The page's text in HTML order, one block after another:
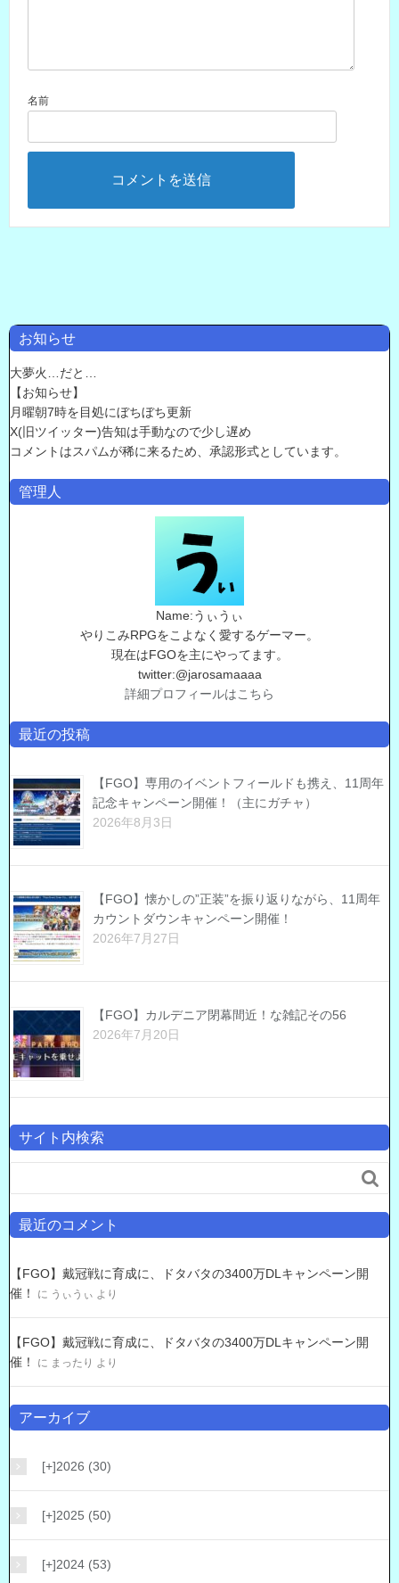
名前
お知らせ
大夢火…だと…
【お知らせ】
月曜朝7時を目処にぼちぼち更新
X(旧ツイッター)告知は手動なので少し遅め
コメントはスパムが稀に来るため、承認形式としています。
管理人
Name:うぃうぃ
やりこみRPGをこよなく愛するゲーマー。
現在はFGOを主にやってます。
twitter:@jarosamaaaa
詳細プロフィールはこちら
最近の投稿
【FGO】専用のイベントフィールドも携え、11周年
記念キャンペーン開催！（主にガチャ）
2026年8月3日
【FGO】懐かしの”正装”を振り返りながら、11周年
カウントダウンキャンペーン開催！
2026年7月27日
【FGO】カルデニア閉幕間近！な雑記その56
2026年7月20日
サイト内検索

最近のコメント
【FGO】戴冠戦に育成に、ドタバタの3400万DLキャンペーン開
催！
に うぃうぃ より
【FGO】戴冠戦に育成に、ドタバタの3400万DLキャンペーン開
催！
に まったり より
アーカイブ
[+]2026 (30)
[+]2025 (50)
[+]2024 (53)